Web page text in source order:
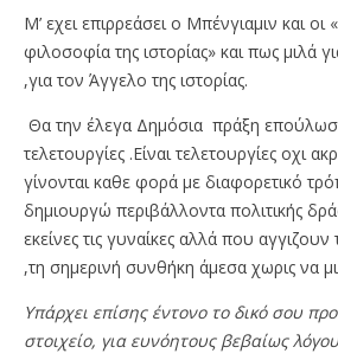
Μ’ εχει επιρρεάσει ο Μπένγιαμιν και οι
φιλοσοφία της ιστορίας» και πως μιλά
,για τον Άγγελο της ιστορίας.
Θα την έλεγα Δημόσια πράξη
τελετουργίες .Είναι τελετουργίες οχι
γίνονται καθε φορά με διαφορετικό
δημιουργώ περιβάλλοντα πολιτικής
εκείνες τις γυναίκες αλλά που αγγιζουν
,τη σημερινή συνθήκη άμεσα χωρις να
Υπάρχει επίσης έντονο το δικό σου
στοιχείο, για ευνόητους βεβαίως